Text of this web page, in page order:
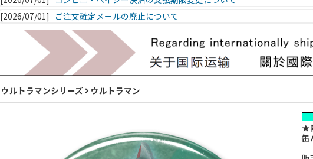
[2026/07/01]
ご注文確定メールの廃止について
ウルトラマンシリーズ ウルトラマン
★
缶